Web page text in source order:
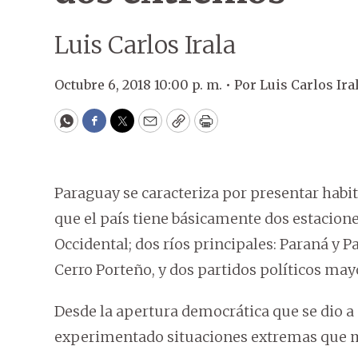
Luis Carlos Irala
Octubre 6, 2018 10:00 p. m. • Por Luis Carlos
WhatsApp
Facebook
Twitter
EmailCopyPrint
Paraguay se caracteriza por presentar
que el país tiene básicamente dos
Occidental; dos ríos principales: Paraná y
Cerro Porteño, y dos partidos políticos
Desde la apertura democrática que se dio
experimentado situaciones extremas que